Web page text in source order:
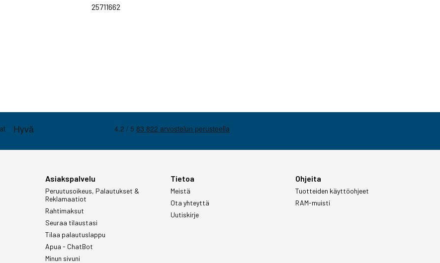
25711662
Asiakspalvelu
Peruutusoikeus, Palautukset &
Reklamaatiot
Rahtimaksut
Seuraa tilaustasi
Tilaa palautuslappu
Apua - ChatBot
Minun sivuni
Tietoa
Meistä
Ota yhteyttä
Uutiskirje
Ohjeita
Tuotteiden käyttöohjeet
RAM-muisti